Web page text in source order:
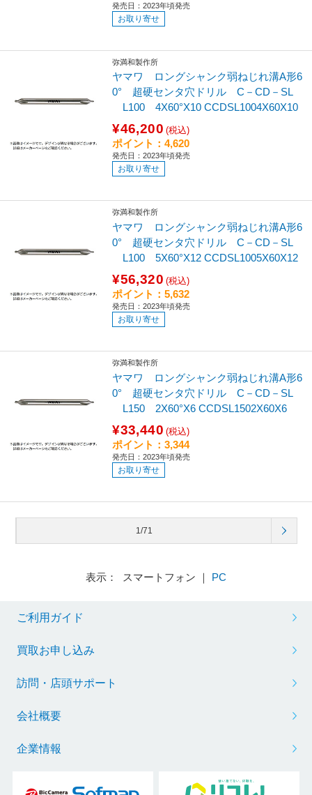
発売日：2023年頃発売
お取り寄せ
弥満和製作所
ヤマワ ロングシャンク弱ねじれ溝A形6
0° 超硬センタ穴ドリル C－CD－SL
L100 4X60°X10 CCDSL1004X60X10
¥46,200 (税込)
ポイント：4,620
発売日：2023年頃発売
お取り寄せ
弥満和製作所
ヤマワ ロングシャンク弱ねじれ溝A形6
0° 超硬センタ穴ドリル C－CD－SL
L100 5X60°X12 CCDSL1005X60X12
¥56,320 (税込)
ポイント：5,632
発売日：2023年頃発売
お取り寄せ
弥満和製作所
ヤマワ ロングシャンク弱ねじれ溝A形6
0° 超硬センタ穴ドリル C－CD－SL
L150 2X60°X6 CCDSL1502X60X6
¥33,440 (税込)
ポイント：3,344
発売日：2023年頃発売
お取り寄せ
1/71
表示： スマートフォン ｜ PC
ご利用ガイド
買取お申し込み
訪問・店頭サポート
会社概要
企業情報